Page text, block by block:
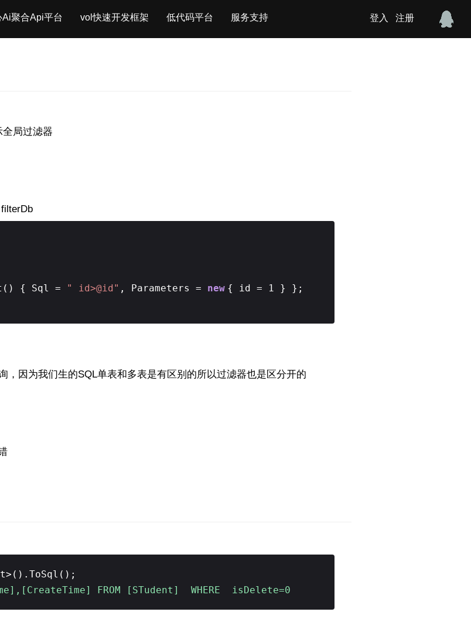
Ai聚合Api平台 vol快速开发框架 低代码平台 服务支持 登入 注册
局过滤器
{ Sql = " id>@id" , Parameters = new { id = 1 } };
，因为我们生的SQL单表和多表是有区别的所以过滤器也是区分开的
FROM [STudent] WHERE isDelete=0